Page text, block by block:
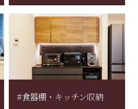
#食器棚・キッチン収納